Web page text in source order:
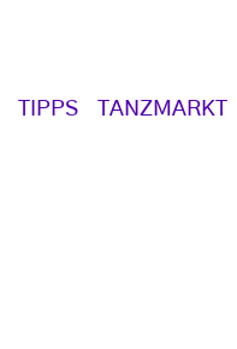
TIPPS TANZMARKT